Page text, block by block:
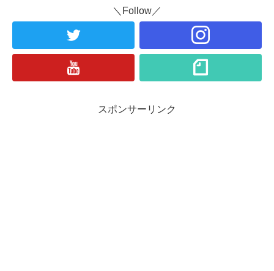
＼Follow／
スポンサーリンク